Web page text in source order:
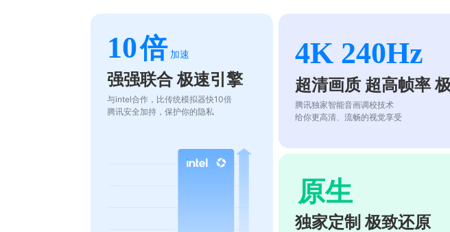
10倍 加速
强强联合 极速引擎
与intel合作，比传统模拟器快10倍
腾讯安全加持，保护你的隐私
4K 240Hz
超清画质 超高帧率
腾讯独家智能音画调校技术
给你更高清、流畅的视觉享受
原生
独家定制 极致还原